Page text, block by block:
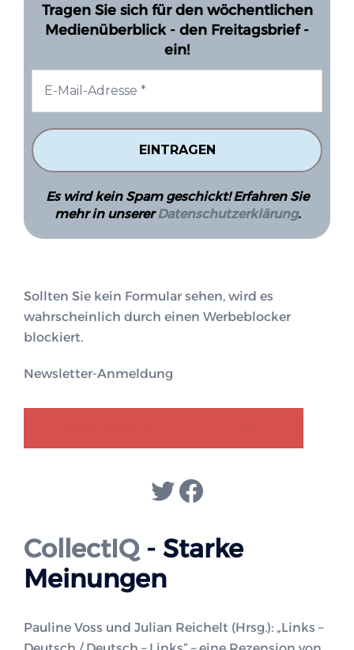
Tragen Sie sich für den wöchentlichen
Medienüberblick - den Freitagsbrief -
ein!
Es wird kein Spam geschickt! Erfahren Sie
mehr in unsererDatenschutzerklärung.
Sollten Sie kein Formular sehen, wird es
wahrscheinlich durch einen Werbeblocker
blockiert.
Newsletter-Anmeldung
Twitter
Facebook
CollectIQ- Starke
Meinungen
Pauline Voss und Julian Reichelt (Hrsg.): „Links –